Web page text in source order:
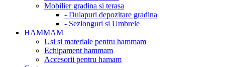
Mobilier gradina si terasa
- Dulapuri depozitare gradina
- Sezlonguri si Umbrele
HAMMAM
Usi si materiale pentru hammam
Echipament hammam
Accesorii pentru hamam